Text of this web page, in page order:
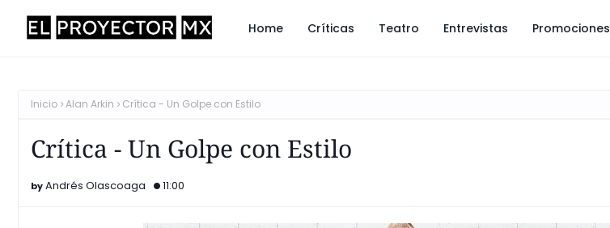
Home Críticas Teatro Entrevistas Promociones
Inicio Alan Arkin Crítica - Un Golpe con Estilo
Crítica - Un Golpe con Estilo
Andrés Olascoaga 11:00